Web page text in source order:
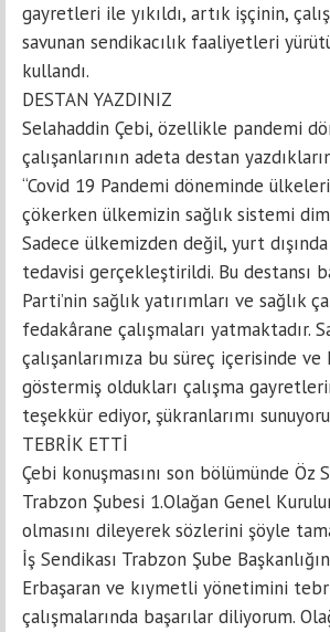
gayretleri ile yıkıldı, artık işçinin,
savunan sendikacılık faaliyetleri
kullandı.
DESTAN YAZDINIZ
Selahaddin Çebi, özellikle pandemi
çalışanlarının adeta destan
“Covid 19 Pandemi döneminde
çökerken ülkemizin sağlık sistemi
Sadece ülkemizden değil, yurt
tedavisi gerçekleştirildi. Bu destansı
Parti’nin sağlık yatırımları ve sağlık
fedakârane çalışmaları yatmaktadır.
çalışanlarımıza bu süreç içerisinde ve
göstermiş oldukları çalışma
teşekkür ediyor, şükranlarımı
TEBRİK ETTİ
Çebi konuşmasını son bölümünde Öz
Trabzon Şubesi 1.Olağan Genel
olmasını dileyerek sözlerini şöyle
İş Sendikası Trabzon Şube
Erbaşaran ve kıymetli yönetimini
çalışmalarında başarılar diliyorum.